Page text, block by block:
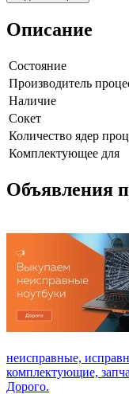
Описание
Состояние
Производитель
Наличие
Сокет
Количество ядер
Комплектующее для
Объявления
неисправные,
комплектующие,
Дорого.